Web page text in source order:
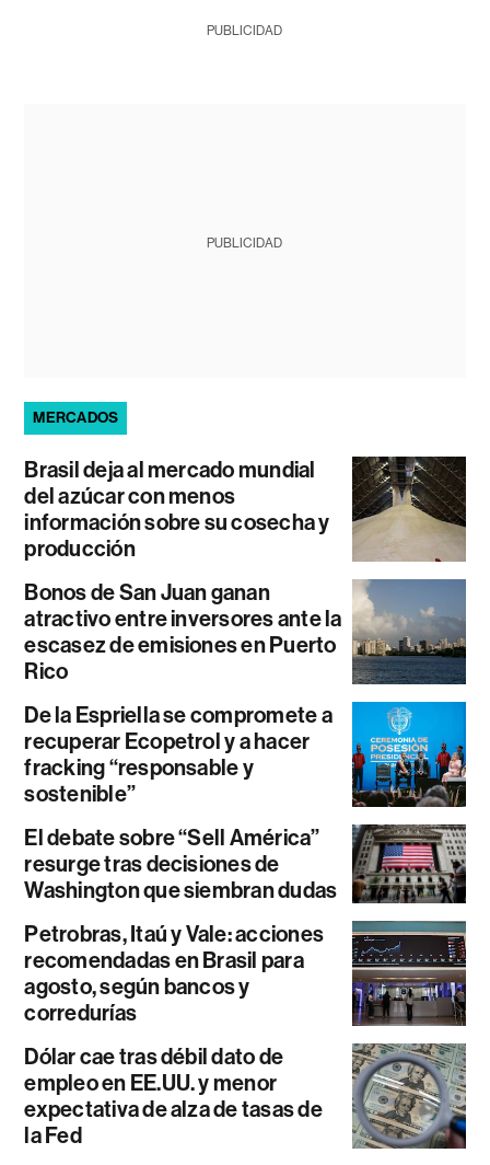
PUBLICIDAD
PUBLICIDAD
MERCADOS
Brasil deja al mercado mundial
del azúcar con menos
información sobre su cosecha y
producción
Bonos de San Juan ganan
atractivo entre inversores ante la
escasez de emisiones en Puerto
Rico
De la Espriella se compromete a
recuperar Ecopetrol y a hacer
fracking “responsable y
sostenible”
El debate sobre “Sell América”
resurge tras decisiones de
Washington que siembran dudas
Petrobras, Itaú y Vale: acciones
recomendadas en Brasil para
agosto, según bancos y
corredurías
Dólar cae tras débil dato de
empleo en EE.UU. y menor
expectativa de alza de tasas de
la Fed